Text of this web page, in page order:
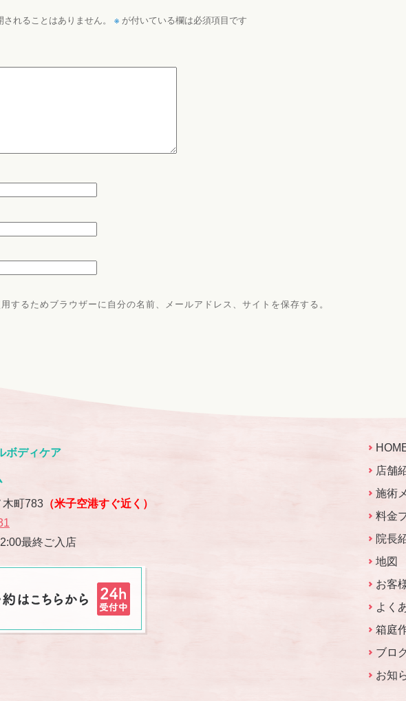
れることはありません。 ※ が付いている欄は必須項目です
するためブラウザーに自分の名前、メールアドレス、サイトを保存する。
ボディケア
木町783 （米子空港すぐ近く）
最終ご入店
店舗
施術
料金
院長
地図
お客
よく
箱庭
ブロ
お知